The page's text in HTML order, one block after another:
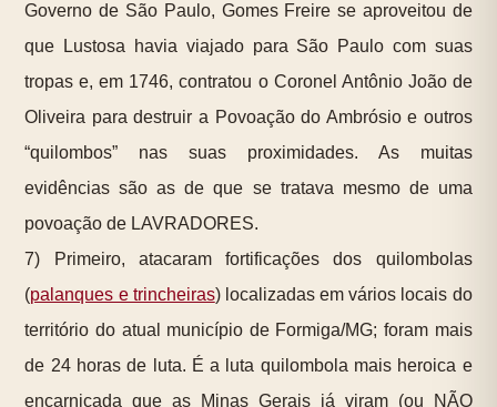
Governo de São Paulo, Gomes Freire se aproveitou de
que Lustosa havia viajado para São Paulo com suas
tropas e, em 1746, contratou o Coronel Antônio João de
Oliveira para destruir a Povoação do Ambrósio e outros
“quilombos” nas suas proximidades. As muitas
evidências são as de que se tratava mesmo de uma
povoação de LAVRADORES.
7) Primeiro, atacaram fortificações dos quilombolas
(palanques e trincheiras) localizadas em vários locais do
território do atual município de Formiga/MG; foram mais
de 24 horas de luta. É a luta quilombola mais heroica e
encarniçada que as Minas Gerais já viram (ou NÃO